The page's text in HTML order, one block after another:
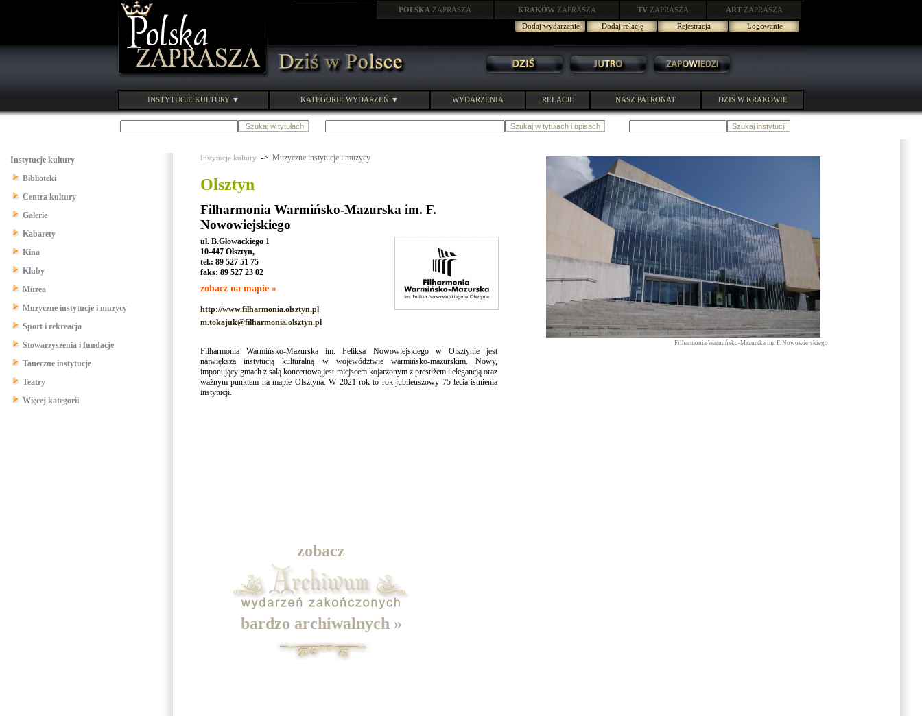
POLSKA ZAPRASZA KRAKÓW ZAPRASZA TV ZAPRASZA ART ZAPRASZA
Dodaj wydarzenie
Dodaj relację Rejestracja Logowanie
INSTYTUCJE KULTURY ▼ KATEGORIE WYDARZEŃ ▼ WYDARZENIA RELACJE NASZ PATRONAT DZIŚ W KRAKOWIE
Instytucje kultury
Biblioteki
Centra kultury
Galerie
Kabarety
Kina
Kluby
Muzea
Muzyczne instytucje i muzycy
Sport i rekreacja
Stowarzyszenia i fundacje
Taneczne instytucje
Teatry
Więcej kategorii
Instytucje kultury -> Muzyczne instytucje i muzycy
Olsztyn
Filharmonia Warmińsko-Mazurska im. F.
Nowowiejskiego
ul. B.Głowackiego 1
10-447 Olsztyn,
tel.: 89 527 51 75
faks: 89 527 23 02
zobacz na mapie »
http://www.filharmonia.olsztyn.pl
m.tokajuk@filharmonia.olsztyn.pl
Filharmonia Warmińsko-Mazurska im. Feliksa Nowowiejskiego w Olsztynie jest
największą instytucją kulturalną w województwie warmińsko-mazurskim. Nowy,
imponujący gmach z salą koncertową jest miejscem kojarzonym z prestiżem i elegancją oraz
ważnym punktem na mapie Olsztyna. W 2021 rok to rok jubileuszowy 75-lecia istnienia
instytucji.
zobacz
bardzo archiwalnych »
Filharmonia Warmińsko-Mazurska im. F. Nowowiejskiego